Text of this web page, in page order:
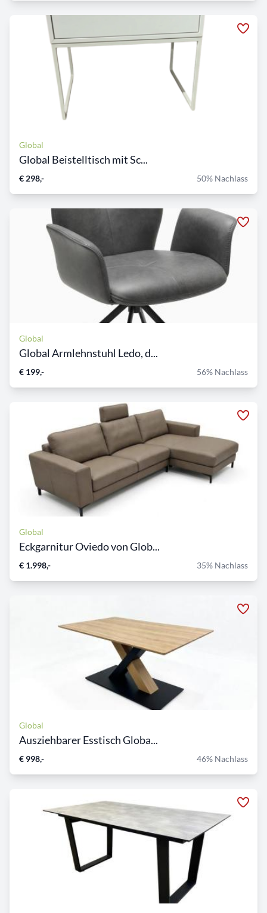
Global
Global Beistelltisch mit Sc...
€ 298,- 50% Nachlass
Global
Global Armlehnstuhl Ledo, d...
€ 199,- 56% Nachlass
Global
Eckgarnitur Oviedo von Glob...
€ 1.998,- 35% Nachlass
Global
Ausziehbarer Esstisch Globa...
€ 998,- 46% Nachlass